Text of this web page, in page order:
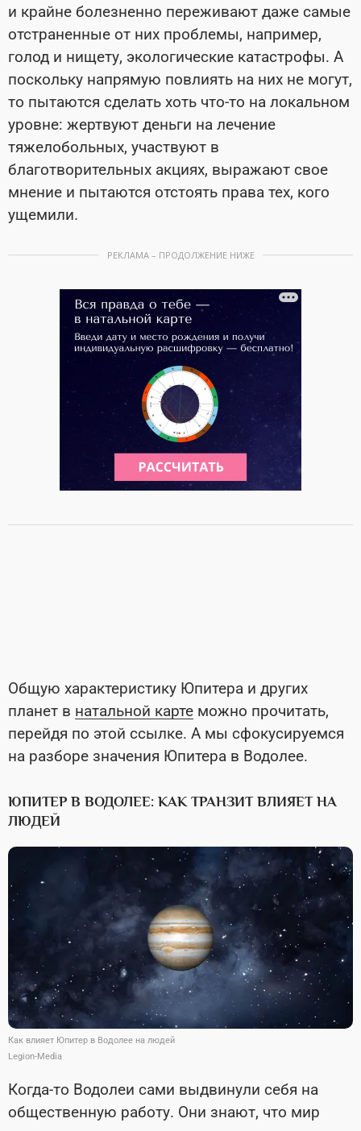
и крайне болезненно переживают даже самые
отстраненные от них проблемы, например,
голод и нищету, экологические катастрофы. А
поскольку напрямую повлиять на них не могут,
то пытаются сделать хоть что-то на локальном
уровне: жертвуют деньги на лечение
тяжелобольных, участвуют в
благотворительных акциях, выражают свое
мнение и пытаются отстоять права тех, кого
ущемили.
РЕКЛАМА – ПРОДОЛЖЕНИЕ НИЖЕ
Общую характеристику Юпитера и других
планет в натальной карте можно прочитать,
перейдя по этой ссылке. А мы сфокусируемся
на разборе значения Юпитера в Водолее.
ЮПИТЕР В ВОДОЛЕЕ: КАК ТРАНЗИТ ВЛИЯЕТ НА
ЛЮДЕЙ
Как влияет Юпитер в Водолее на людей
Legion-Media
Когда-то Водолеи сами выдвинули себя на
общественную работу. Они знают, что мир